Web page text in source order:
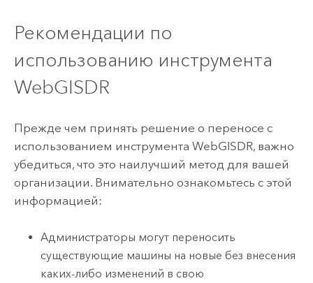
Рекомендации по
использованию инструмента
WebGISDR
Прежде чем принять решение о переносе с
использованием инструмента WebGISDR, важно
убедиться, что это наилучший метод для вашей
организации. Внимательно ознакомьтесь с этой
информацией:
Администраторы могут переносить
существующие машины на новые без внесения
каких-либо изменений в свою